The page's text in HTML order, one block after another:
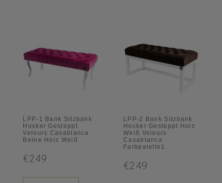
LPP-1 Bank Sitzbank
Hocker Gesteppt
Velours Casablanca
Beine Holz Weiß
€249
LPP-2 Bank Sitzbank
Hocker Gesteppt Holz
Weiß Velours
Casablanca
Farbpalette1
€249